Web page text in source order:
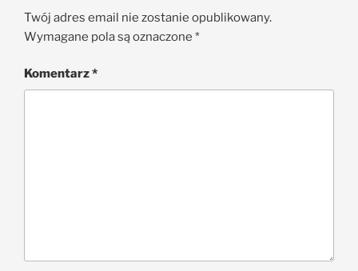
Twój adres email nie zostanie opublikowany.
Wymagane pola są oznaczone *
Komentarz*